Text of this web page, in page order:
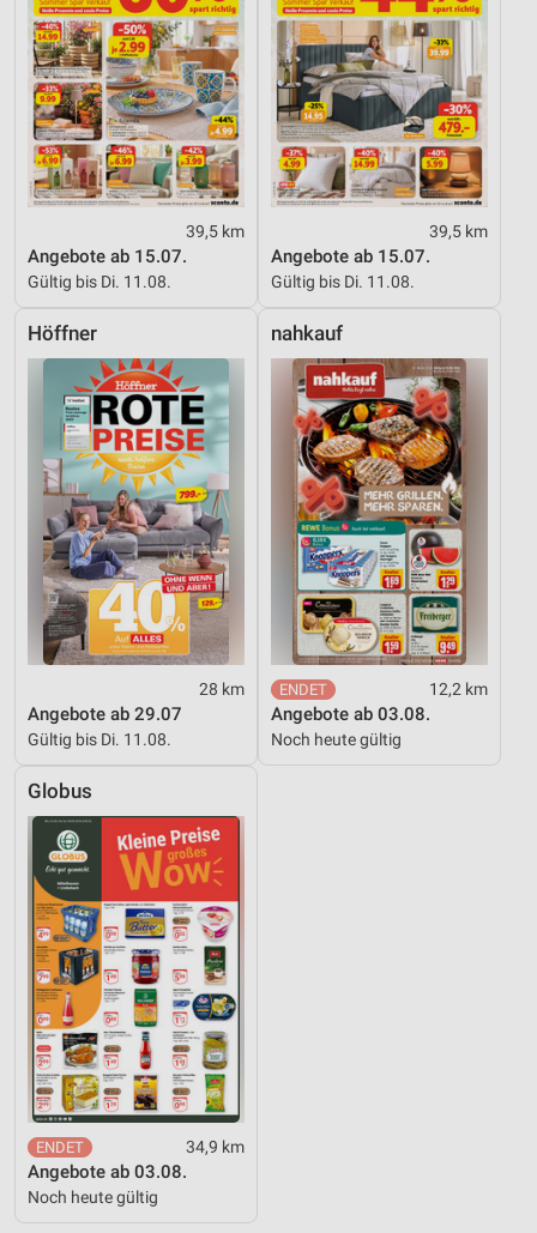
39,5 km
Angebote ab 15.07.
Gültig bis Di. 11.08.
39,5 km
Angebote ab 15.07.
Gültig bis Di. 11.08.
Höffner
28 km
Angebote ab 29.07
Gültig bis Di. 11.08.
nahkauf
12,2 km
Angebote ab 03.08.
Noch heute gültig
Globus
34,9 km
Angebote ab 03.08.
Noch heute gültig